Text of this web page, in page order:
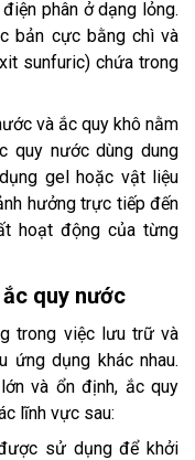
phân ở dạng lỏng.
bản cực bằng chì và
sunfuric) chứa trong
và ắc quy khô nằm
quy nước dùng dung
gel hoặc vật liệu
hưởng trực tiếp đến
hoạt động của từng
quy nước
trong việc lưu trữ và
ứng dụng khác nhau.
và ổn định, ắc quy
lĩnh vực sau:
sử dụng để khởi